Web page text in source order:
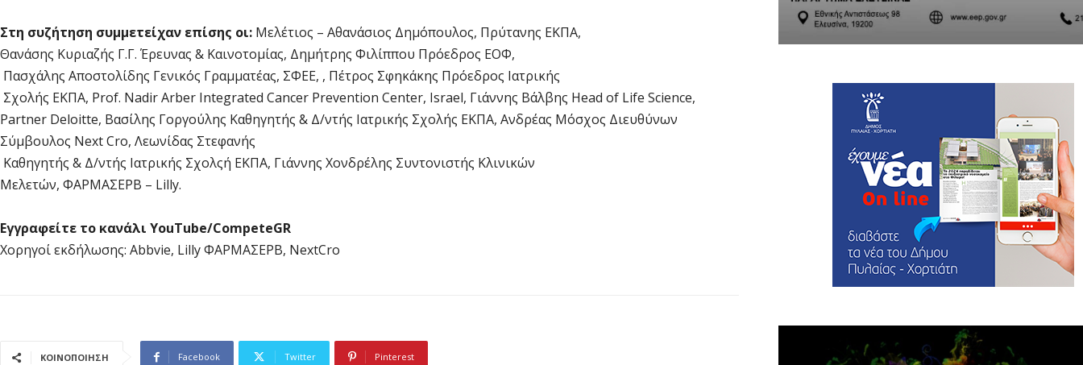
Στη συζήτηση συμμετείχαν επίσης οι: Μελέτιος – Αθανάσιος Δημόπουλος, Πρύτανης ΕΚΠΑ,
Θανάσης Κυριαζής Γ.Γ. Έρευνας & Καινοτομίας, Δημήτρης Φιλίππου Πρόεδρος ΕΟΦ,
Πασχάλης Αποστολίδης Γενικός Γραμματέας, ΣΦΕΕ, , Πέτρος Σφηκάκης Πρόεδρος Ιατρικής
Σχολής ΕΚΠA, Prof. Nadir Arber Integrated Cancer Prevention Center, Israel, Γιάννης Βάλβης Head of Life Science,
Partner Deloitte, Βασίλης Γοργούλης Καθηγητής & Δ/ντής Ιατρικής Σχολής ΕΚΠΑ, Ανδρέας Μόσχος Διευθύνων
Σύμβουλος Next Cro, Λεωνίδας Στεφανής
Καθηγητής & Δ/ντής Ιατρικής Σχολςή ΕΚΠΑ, Γιάννης Χονδρέλης Συντονιστής Κλινικών
Μελετών, ΦΑΡΜΑΣΕΡΒ – Lilly.
Εγγραφείτε το κανάλι YouTube/CompeteGR
Χορηγοί εκδήλωσης: Abbvie, Lilly ΦΑΡΜΑΣΕΡΒ, NextCro
ΚΟΙΝΟΠΟΙΗΣΗ Facebook Twitter Pinterest